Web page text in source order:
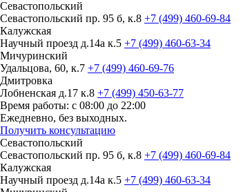
Севастопольский
Севастопольский пр. 95 б, к.8 +7 (499) 460-69-84
Калужская
Научный проезд д.14а к.5 +7 (499) 460-63-34
Мичуринский
Удальцова, 60, к.7 +7 (499) 460-69-76
Дмитровка
Лобненская д.17 к.8 +7 (499) 450-63-77
Время работы: с 08:00 до 22:00
Ежедневно, без выходных.
Получить консультацию
Севастопольский
Севастопольский пр. 95 б, к.8 +7 (499) 460-69-84
Калужская
Научный проезд д.14а к.5 +7 (499) 460-63-34